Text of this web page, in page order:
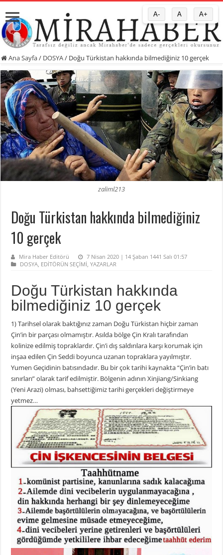
Ana Sayfa/ DOSYA/ Doğu Türkistan hakkında bilmediğiniz 10 gerçek
zaliml213
Doğu Türkistan hakkında bilmediğiniz
10 gerçek
Mira Haber Editörü
7 Nisan 2020 | 14 Şaban 1441 Salı 01:57
DOSYA, EDİTÖRÜN SEÇİMİ,YAZARLAR
Doğu Türkistan hakkında
bilmediğiniz 10 gerçek
1) Tarihsel olarak baktığınız zaman Doğu Türkistan hiçbir zaman
Çin’in bir parçası olmamıştır. Asılda bölge Çin Kralı tarafından
kolinize edilmiş topraklardır. Çin’i dış saldırılara karşı korumak için
inşaa edilen Çin Seddi boyunca uzanan topraklara yayılmıştır.
Yumen Geçidinin batısındadır. Bu bir çok tarihi kaynakta “Çin’in batı
sınırları” olarak tarif edilmiştir. Bölgenin adının Xinjiang/Sinkiang
(Yeni Arazi) olması, bahsettiğimiz tarihi gerçekleri değiştirmeye
yetmez…
A- A A+